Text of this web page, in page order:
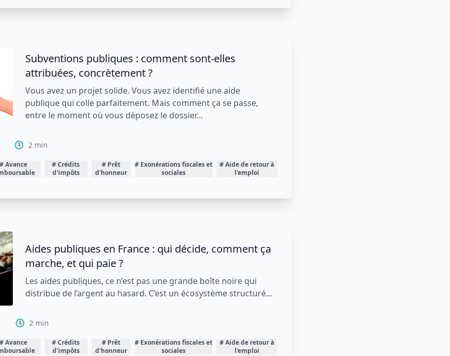
remboursable
d'impôts
d'honneur
et sociales
attribuées, concrètement ?
Vous avez un projet solide. Vous avez identifié une aide
publique qui colle parfaitement. Mais comment ça se
#
remboursable
d'impôts
d'honneur
et sociales
Aides publiques en France : qui décide,
Les aides publiques, ce n’est pas une grande boîte noire